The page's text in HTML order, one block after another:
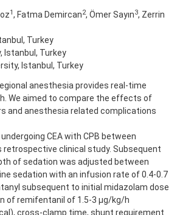
1, Fatma Demircan2, Ömer Sayın3, Zerrin
Turkey
Istanbul, Turkey
Istanbul, Turkey
anesthesia provides real-time
We aimed to compare the effects of
and anesthesia related complications
CEA with CPB between
retrospective clinical study. Subsequent
of sedation was adjusted between
sedation with an infusion rate of 0.4-0.7
subsequent to initial midazolam dose
of remifentanil of 1.5-3 μg/kg/h
cross-clamp time, shunt requirement